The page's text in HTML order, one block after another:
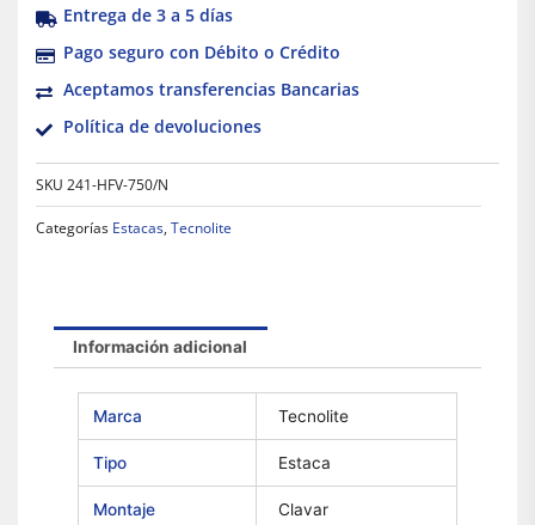
Entrega de 3 a 5 días
Pago seguro con Débito o Crédito
Aceptamos transferencias Bancarias
Política de devoluciones
SKU 241-HFV-750/N
Categorías Estacas, Tecnolite
Información adicional
Marca Tecnolite
Tipo Estaca
Montaje Clavar